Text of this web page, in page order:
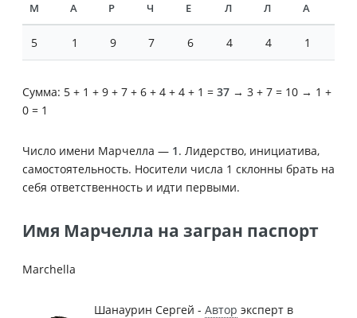
М А Р Ч Е Л Л А
5 1 9 7 6 4 4 1
Сумма: 5 + 1 + 9 + 7 + 6 + 4 + 4 + 1 = 37 → 3 + 7 = 10 → 1 +
0 = 1
Число имени Марчелла — 1. Лидерство, инициатива,
самостоятельность. Носители числа 1 склонны брать на
себя ответственность и идти первыми.
Имя Марчелла на загран паспорт
Marchella
Шанаурин Сергей - Автор эксперт в